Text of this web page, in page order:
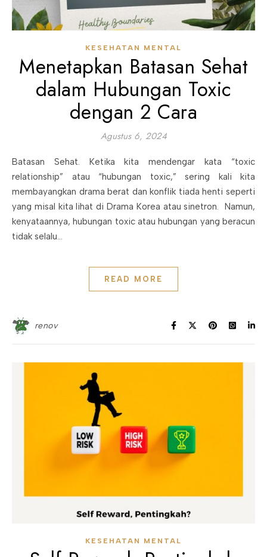
KESEHATAN MENTAL
Menetapkan Batasan Sehat
dalam Hubungan Toxic
dengan 2 Cara
Agustus 6, 2024
Batasan Sehat. Ketika kita mendengar kata “toxic
relationship” atau “hubungan toxic,” sering kali kita
membayangkan drama berat dan konflik tiada henti seperti
yang misal kita lihat di Drama Korea atau sinetron. Namun,
kenyataannya, hubungan toxic atau hubungan yang beracun
tidak selalu…
READ MORE
renov
KESEHATAN MENTAL